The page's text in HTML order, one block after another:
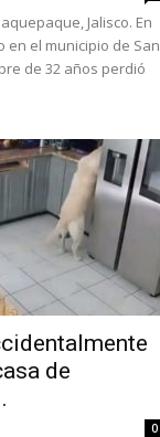
Jalisco. En
en el municipio de San
de 32 años perdió
de
0